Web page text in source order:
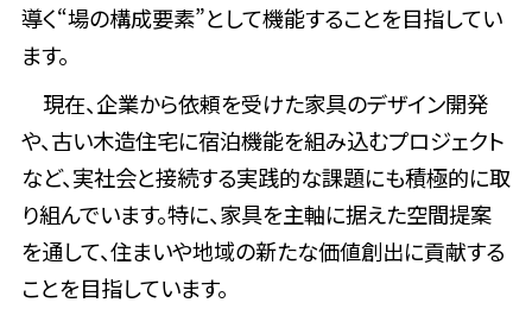
導く“場の構成要素”として機能することを目指してい
ます。
現在、企業から依頼を受けた家具のデザイン開発
や、古い木造住宅に宿泊機能を組み込むプロジェクト
など、実社会と接続する実践的な課題にも積極的に取
り組んでいます。特に、家具を主軸に据えた空間提案
を通して、住まいや地域の新たな価値創出に貢献する
ことを目指しています。